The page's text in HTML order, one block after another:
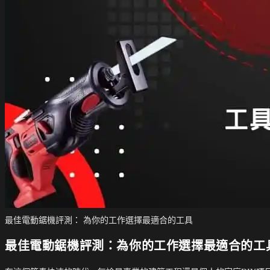
最佳電動鋸機評測： 為你的工作選擇最適合的工具
最佳電動鋸機評測：為你的工作選擇最適合的工